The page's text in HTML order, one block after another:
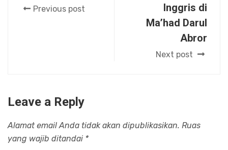
Previous post
Inggris di
Ma’had Darul
Abror
Next post
Leave a Reply
Alamat email Anda tidak akan dipublikasikan. Ruas
yang wajib ditandai *